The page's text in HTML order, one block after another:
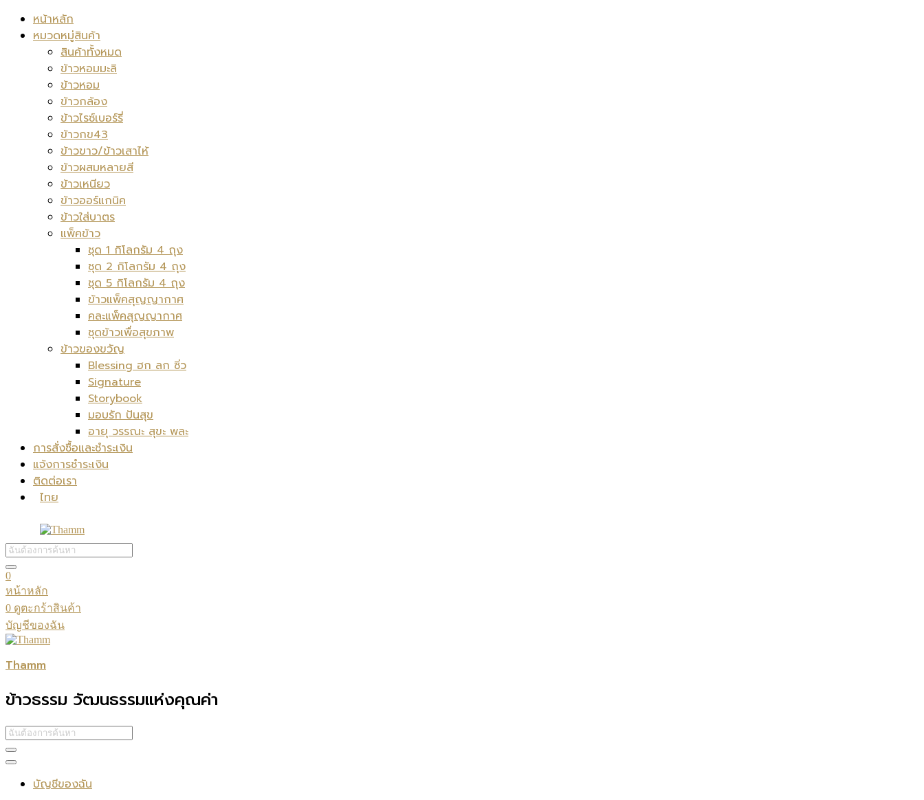
หน้าหลัก
หมวดหมู่สินค้า
สินค้าทั้งหมด
ข้าวหอมมะลิ
ข้าวหอม
ข้าวกล้อง
ข้าวไรซ์เบอร์รี่
ข้าวกข43
ข้าวขาว/ข้าวเสาไห้
ข้าวผสมหลายสี
ข้าวเหนียว
ข้าวออร์แกนิค
ข้าวใส่บาตร
แพ็คข้าว
ชุด 1 กิโลกรัม 4 ถุง
ชุด 2 กิโลกรัม 4 ถุง
ชุด 5 กิโลกรัม 4 ถุง
ข้าวแพ็คสุญญากาศ
คละแพ็คสุญญากาศ
ชุดข้าวเพื่อสุขภาพ
ข้าวของขวัญ
Blessing ฮก ลก ซิ่ว
Signature
Storybook
มอบรัก ปันสุข
อายุ วรรณะ สุขะ พละ
การสั่งซื้อและชำระเงิน
แจ้งการชำระเงิน
ติดต่อเรา
ไทย
0
หน้าหลัก
0 ดูตะกร้าสินค้า
บัญชีของฉัน
Thamm
ข้าวธรรม วัฒนธรรมแห่งคุณค่า
บัญชีของฉัน